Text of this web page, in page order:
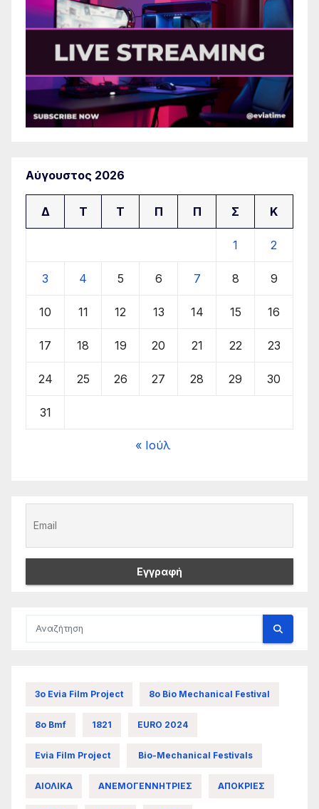
Αύγουστος 2026
Δ Τ Τ Π Π Σ Κ
1 2
3 4 5 6 7 8 9
10 11 12 13 14 15 16
17 18 19 20 21 22 23
24 25 26 27 28 29 30
31
« Ιούλ
3ο Evia Film Project 8ο Bio Mechanical Festival
8ο Bmf 1821 EURO 2024
Evia Film Project Bio-Mechanical Festivals
ΑΙΟΛΙΚΑ ΑΝΕΜΟΓΕΝΝΗΤΡΙΕΣ ΑΠΟΚΡΙΕΣ